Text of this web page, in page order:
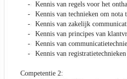
Kennis van regels voor het
Kennis van technieken om nota
Kennis van zakelijk
Kennis van principes van
Kennis van
Kennis van registratietechnieken
Competentie 2: